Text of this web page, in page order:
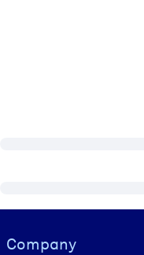
Visually hidden Text
Company